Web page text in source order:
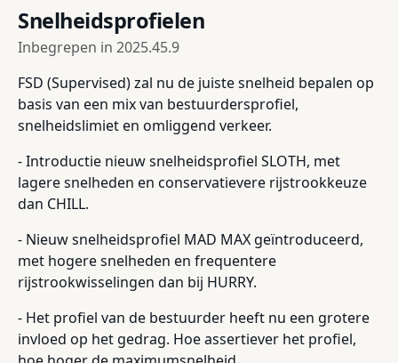
Snelheidsprofielen
Inbegrepen in 2025.45.9
FSD (Supervised) zal nu de juiste snelheid bepalen op
basis van een mix van bestuurdersprofiel,
snelheidslimiet en omliggend verkeer.
- Introductie nieuw snelheidsprofiel SLOTH, met
lagere snelheden en conservatievere rijstrookkeuze
dan CHILL.
- Nieuw snelheidsprofiel MAD MAX geïntroduceerd,
met hogere snelheden en frequentere
rijstrookwisselingen dan bij HURRY.
- Het profiel van de bestuurder heeft nu een grotere
invloed op het gedrag. Hoe assertiever het profiel,